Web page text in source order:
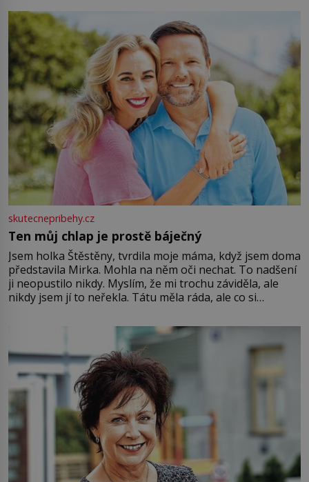
můžete obohatit své rituály a přinést do svého života
větší harmonii a klid. Je důležité
skutecnepribehy.cz
Ten můj chlap je prostě báječný
Jsem holka Štěstěny, tvrdila moje máma, když jsem doma
představila Mirka. Mohla na něm oči nechat. To nadšení
ji neopustilo nikdy. Myslím, že mi trochu záviděla, ale
nikdy jsem jí to neřekla. Tátu měla ráda, ale co si
Jsme spolu moc rádi Tehdy byla jiná doba, když